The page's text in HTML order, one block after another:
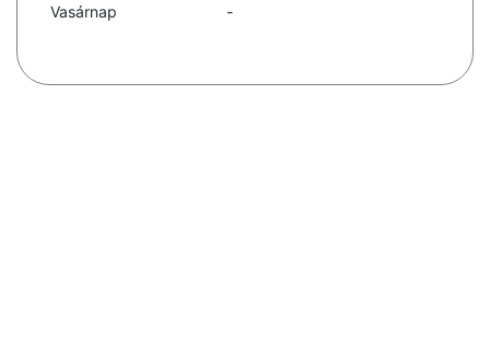
Vasárnap
-